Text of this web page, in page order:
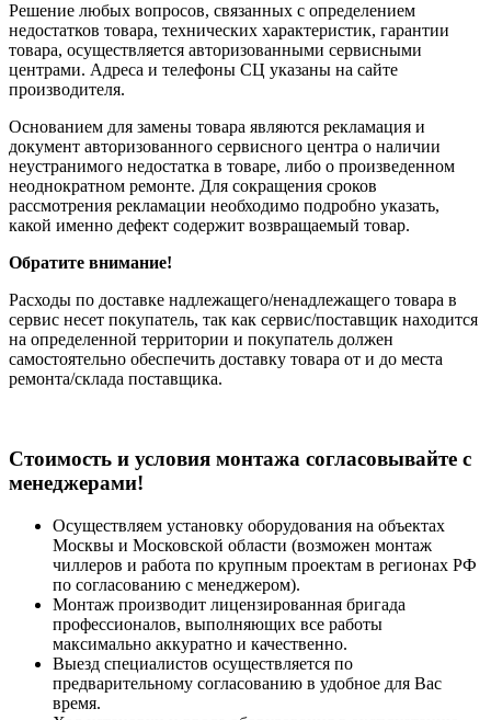
Решение любых вопросов, связанных с определением
недостатков товара, технических характеристик, гарантии
товара, осуществляется авторизованными сервисными
центрами. Адреса и телефоны СЦ указаны на сайте
производителя.
Основанием для замены товара являются рекламация и
документ авторизованного сервисного центра о наличии
неустранимого недостатка в товаре, либо о произведенном
неоднократном ремонте. Для сокращения сроков
рассмотрения рекламации необходимо подробно указать,
какой именно дефект содержит возвращаемый товар.
Обратите внимание!
Расходы по доставке надлежащего/ненадлежащего товара в
сервис несет покупатель, так как сервис/поставщик находится
на определенной территории и покупатель должен
самостоятельно обеспечить доставку товара от и до места
ремонта/склада поставщика.
Cтоимость и условия монтажа согласовывайте с
менеджерами!
Осуществляем установку оборудования на объектах
Москвы и Московской области (возможен монтаж
чиллеров и работа по крупным проектам в регионах РФ
по согласованию с менеджером).
Монтаж производит лицензированная бригада
профессионалов, выполняющих все работы
максимально аккуратно и качественно.
Выезд специалистов осуществляется по
предварительному согласованию в удобное для Вас
время.